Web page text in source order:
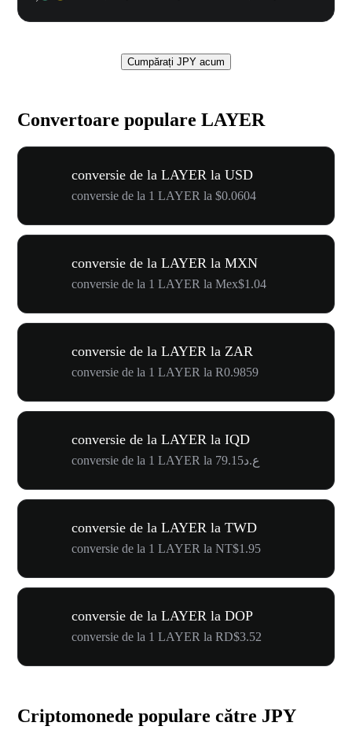
Cumpărați JPY acum
Convertoare populare LAYER
conversie de la LAYER la USD
conversie de la 1 LAYER la $0.0604
conversie de la LAYER la MXN
conversie de la 1 LAYER la Mex$1.04
conversie de la LAYER la ZAR
conversie de la 1 LAYER la R0.9859
conversie de la LAYER la IQD
conversie de la 1 LAYER la ع.د79.15
conversie de la LAYER la TWD
conversie de la 1 LAYER la NT$1.95
conversie de la LAYER la DOP
conversie de la 1 LAYER la RD$3.52
Criptomonede populare către JPY